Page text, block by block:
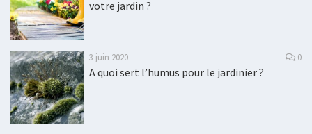
votre jardin ?
3 juin 2020 0
A quoi sert l’humus pour le jardinier ?